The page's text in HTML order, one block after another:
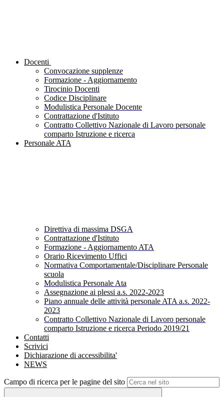
Docenti
Convocazione supplenze
Formazione - Aggiornamento
Tirocinio Docenti
Codice Disciplinare
Modulistica Personale Docente
Contrattazione d'Istituto
Contratto Collettivo Nazionale di Lavoro personale
comparto Istruzione e ricerca
Personale ATA
Direttiva di massima DSGA
Contrattazione d'Istituto
Formazione - Aggiornamento ATA
Orario Ricevimento Uffici
Normativa Comportamentale/Disciplinare Personale
scuola
Modulistica Personale Ata
Assegnazione ai plessi a.s. 2022-2023
Piano annuale delle attività personale ATA a.s. 2022-
2023
Contratto Collettivo Nazionale di Lavoro personale
comparto Istruzione e ricerca Periodo 2019/21
Contatti
Scrivici
Dichiarazione di accessibilita'
NEWS
Campo di ricerca per le pagine del sito